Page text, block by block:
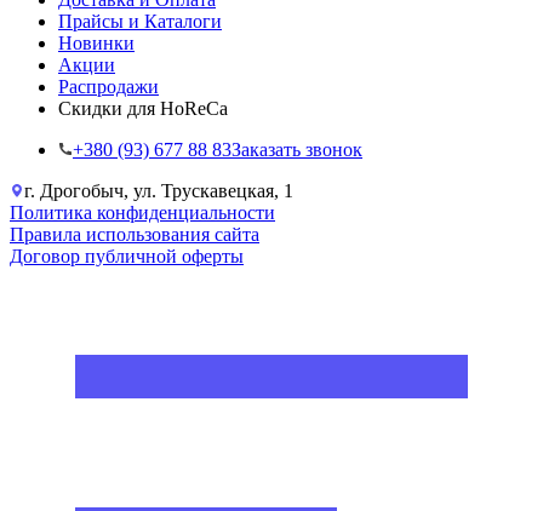
Прайсы и Каталоги
Новинки
Акции
Распродажи
Скидки для HoReCa
+38‎0 (93) 677 88 83Заказать звонок
г. Дрогобыч, ул. Трускавецкая, 1
Политика конфиденциальности
Правила использования сайта
Договор публичной оферты